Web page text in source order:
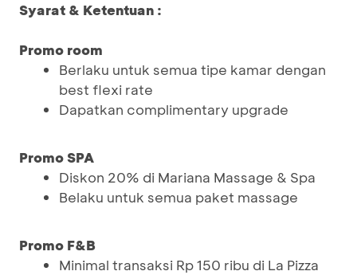
Syarat & Ketentuan :
Promo room
Berlaku untuk semua tipe kamar dengan
best flexi rate
Dapatkan complimentary upgrade
Promo SPA
Diskon 20% di Mariana Massage & Spa
Belaku untuk semua paket massage
Promo F&B
Minimal transaksi Rp 150 ribu di La Pizza